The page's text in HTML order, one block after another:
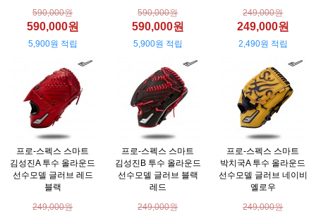
590,000원
590,000원
5,900원 적립
590,000원
590,000원
5,900원 적립
249,000원
249,000원
2,490원 적립
프로-스펙스 스마트
김성진A 투수 올라운드
선수모델 글러브 레드
블랙
249,000원
프로-스펙스 스마트
김성진B 투수 올라운드
선수모델 글러브 블랙
레드
249,000원
프로-스펙스 스마트
박치국A 투수 올라운드
선수모델 글러브 네이비
옐로우
249,000원